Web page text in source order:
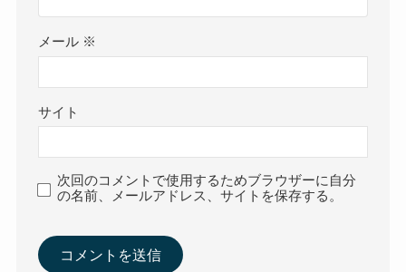
メール ※
サイト
次回のコメントで使用するためブラウザーに自分
の名前、メールアドレス、サイトを保存する。